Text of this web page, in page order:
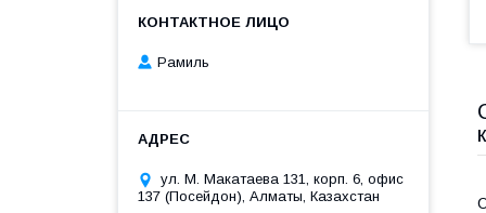
Рамиль
ул. М. Макатаева 131, корп. 6, офис
137 (Посейдон), Алматы, Казахстан